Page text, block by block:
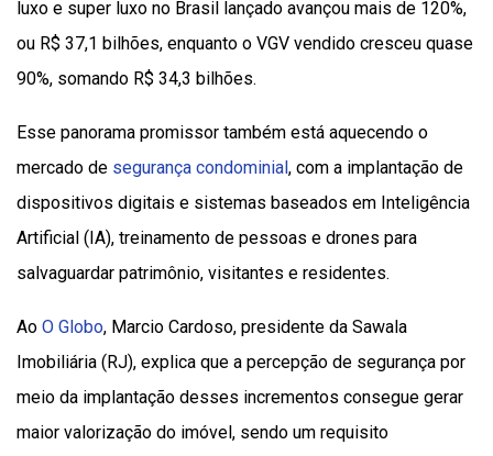
luxo e super luxo no Brasil lançado avançou mais de 120%,
ou R$ 37,1 bilhões, enquanto o VGV vendido cresceu quase
90%, somando R$ 34,3 bilhões.
Esse panorama promissor também está aquecendo o
mercado de segurança condominial , com a implantação de
dispositivos digitais e sistemas baseados em Inteligência
Artificial (IA), treinamento de pessoas e drones para
salvaguardar patrimônio, visitantes e residentes.
Ao O Globo, Marcio Cardoso, presidente da Sawala
Imobiliária (RJ), explica que a percepção de segurança por
meio da implantação desses incrementos consegue gerar
maior valorização do imóvel, sendo um requisito